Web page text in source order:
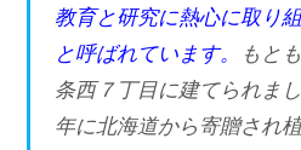
教育と研究に熱心に取り
と呼ばれています。
もと
条西７丁目に建てられま
年に北海道から寄贈され